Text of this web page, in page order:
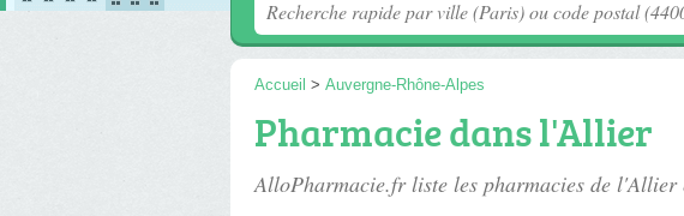
Accueil > Auvergne-Rhône-Alpes
Pharmacie dans l'Allier
AlloPharmacie.fr liste les pharmacies de l'Allier